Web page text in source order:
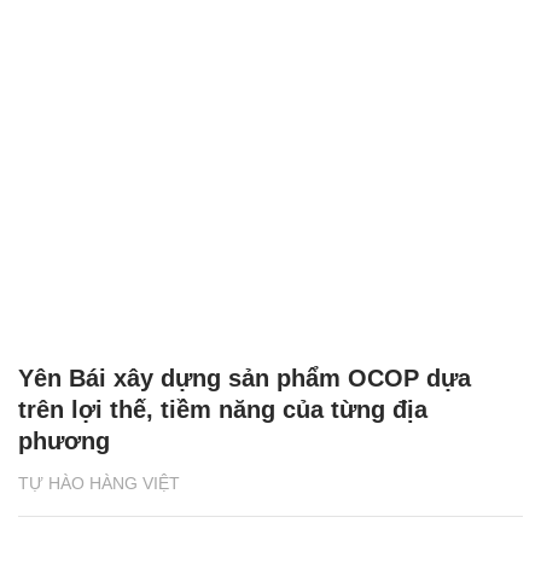
TỰ HÀO HÀNG VIỆT
Yên Bái xây dựng sản phẩm OCOP dựa
trên lợi thế, tiềm năng của từng địa
phương